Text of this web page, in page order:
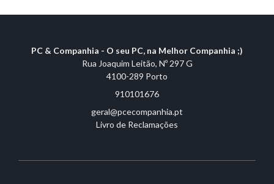
PC & Companhia - O seu PC, na Melhor Companhia ;)
Rua Joaquim Leitão, Nº 297 G
4100-289 Porto
910101676
geral@pcecompanhia.pt
Livro de Reclamações